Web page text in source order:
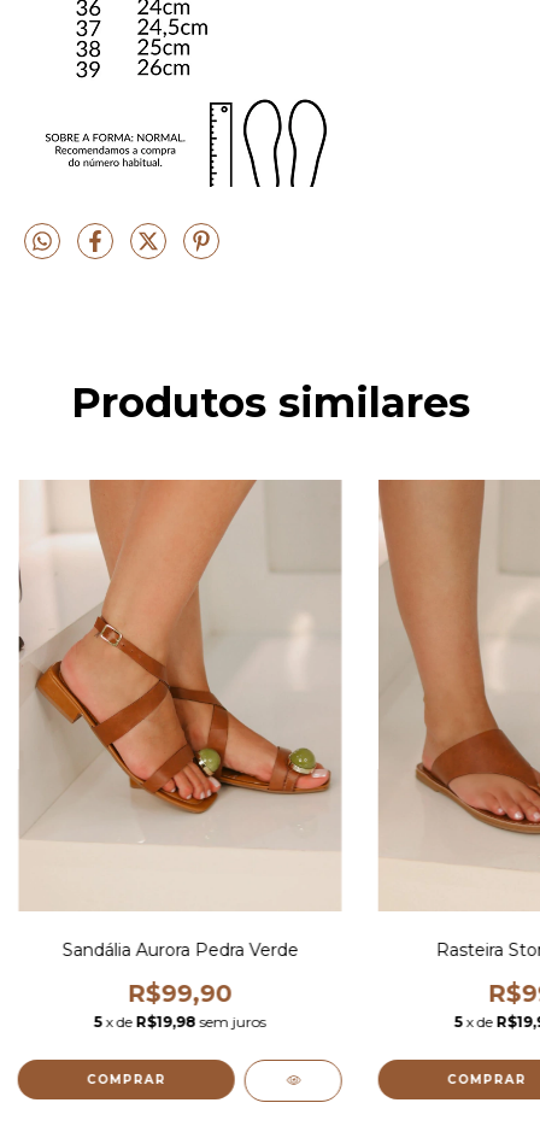
Produtos similares
Sandália Aurora Pedra Verde
R$99,90
5 x de R$19,98 sem juros
COMPRAR
Rasteira
5 x de
COMPRAR